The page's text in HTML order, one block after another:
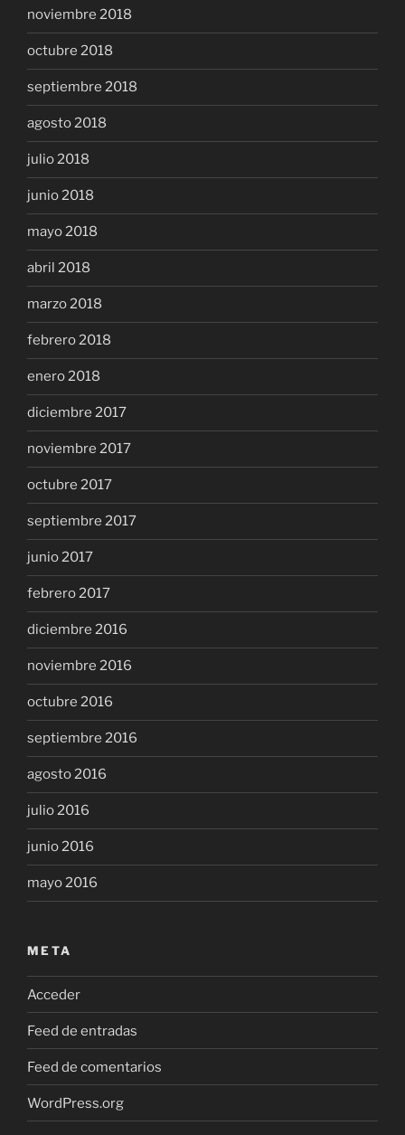
noviembre 2018
octubre 2018
septiembre 2018
agosto 2018
julio 2018
junio 2018
mayo 2018
abril 2018
marzo 2018
febrero 2018
enero 2018
diciembre 2017
noviembre 2017
octubre 2017
septiembre 2017
junio 2017
febrero 2017
diciembre 2016
noviembre 2016
octubre 2016
septiembre 2016
agosto 2016
julio 2016
junio 2016
mayo 2016
META
Acceder
Feed de entradas
Feed de comentarios
WordPress.org